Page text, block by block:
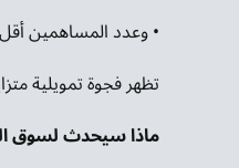
• وعدد المساهمين
تظهر فجوة تمويلية
ماذا سيحدث لسوق